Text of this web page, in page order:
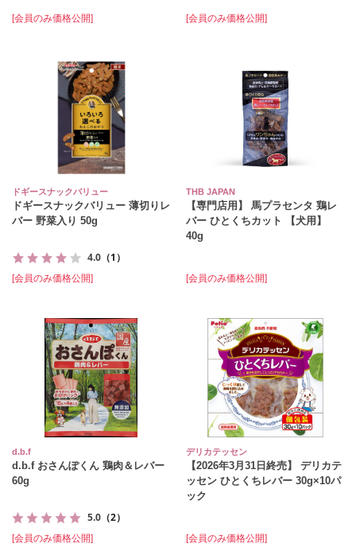
[会員のみ価格公開] [会員のみ価格公開]
ドギースナックバリュー
ドギースナックバリュー 薄切りレ
バー 野菜入り 50g
4.0 （1）
[会員のみ価格公開]
THB JAPAN
【専門店用】 馬プラセンタ 鶏レ
バー ひとくちカット 【犬用】
40g
[会員のみ価格公開]
d.b.f
d.b.f おさんぽくん 鶏肉＆レバー
60g
5.0 （2）
[会員のみ価格公開]
デリカテッセン
【2026年3月31日終売】 デリカテ
ッセン ひとくちレバー 30g×10パ
ック
[会員のみ価格公開]